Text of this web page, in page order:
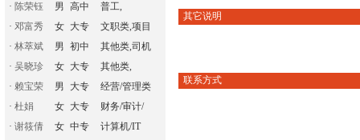
· 陈荣钰 男 高中
普工,
· 邓富秀 女 大专
文职类,项目
· 林萃斌 男 初中
其他类,司机
· 吴晓珍 女 大专
其他类,
· 赖宝荣 男 大专
经营/管理类
· 杜娟 女 大专
财务/审计/
· 谢筱倩 女 中专
计算机/IT
其它说明
联系方式